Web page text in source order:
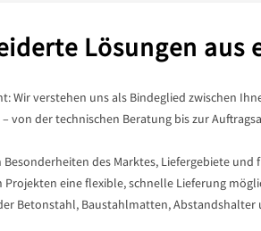
Lösungen aus
Wir verstehen uns als Bindeglied zwischen
von der technischen Beratung bis zur
des Marktes, Liefergebiete
eine flexible, schnelle Lieferung
Betonstahl, Baustahlmatten, Abstandshalter